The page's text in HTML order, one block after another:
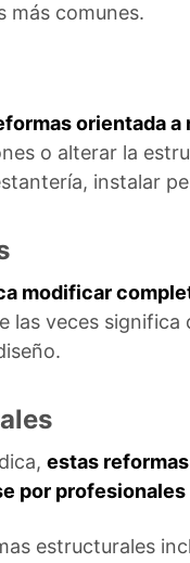
más comunes.
orientada
o alterar la
instalar
modificar
las veces
estas
por
estructurales